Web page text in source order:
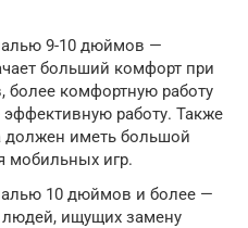
9-10 дюймов —
больший комфорт при
более комфортную работу
эффективную работу. Также
должен иметь большой
мобильных игр.
10 дюймов и более —
ищущих замену